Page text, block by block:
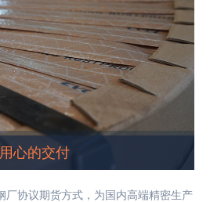
用心的交付
厂协议期货方式，为国内高端精密生产